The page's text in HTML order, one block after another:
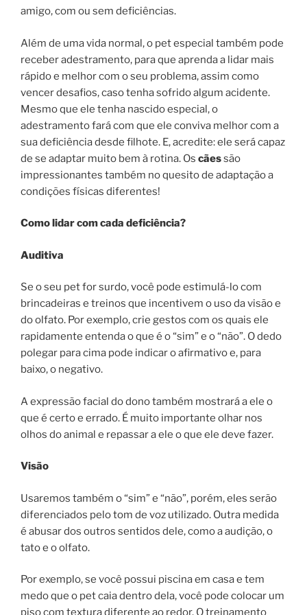
amigo, com ou sem deficiências.
Além de uma vida normal, o pet especial também pode
receber adestramento, para que aprenda a lidar mais
rápido e melhor com o seu problema, assim como
vencer desafios, caso tenha sofrido algum acidente.
Mesmo que ele tenha nascido especial, o
adestramento fará com que ele conviva melhor com a
sua deficiência desde filhote. E, acredite: ele será capaz
de se adaptar muito bem à rotina. Os cãessão
impressionantes também no quesito de adaptação a
condições físicas diferentes!
Como lidar com cada deficiência?
Auditiva
Se o seu pet for surdo, você pode estimulá-lo com
brincadeiras e treinos que incentivem o uso da visão e
do olfato. Por exemplo, crie gestos com os quais ele
rapidamente entenda o que é o “sim” e o “não”. O dedo
polegar para cima pode indicar o afirmativo e, para
baixo, o negativo.
A expressão facial do dono também mostrará a ele o
que é certo e errado. É muito importante olhar nos
olhos do animal e repassar a ele o que ele deve fazer.
Visão
Usaremos também o “sim” e “não”, porém, eles serão
diferenciados pelo tom de voz utilizado. Outra medida
é abusar dos outros sentidos dele, como a audição, o
tato e o olfato.
Por exemplo, se você possui piscina em casa e tem
medo que o pet caia dentro dela, você pode colocar um
piso com textura diferente ao redor. O treinamento